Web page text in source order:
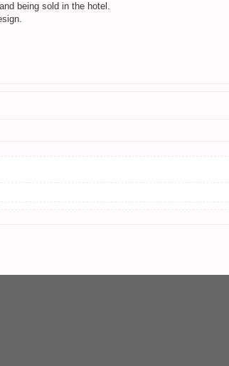
being sold in the hotel.